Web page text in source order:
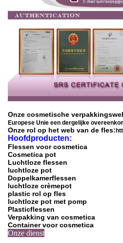
Onze cosmetische
Europese Unie een dergelijke
Onze rol op het web van de fles:
Hoofdproducten:
Flessen voor cosmetica
Cosmetica pot
Luchtloze flessen
luchtloze pot
Doppelkamerflessen
luchtloze crèmepot
plastic rol op fles
luchtloze pot met pomp
Plasticflessen
Verpakking van cosmetica
Container voor cosmetica
Onze dienst